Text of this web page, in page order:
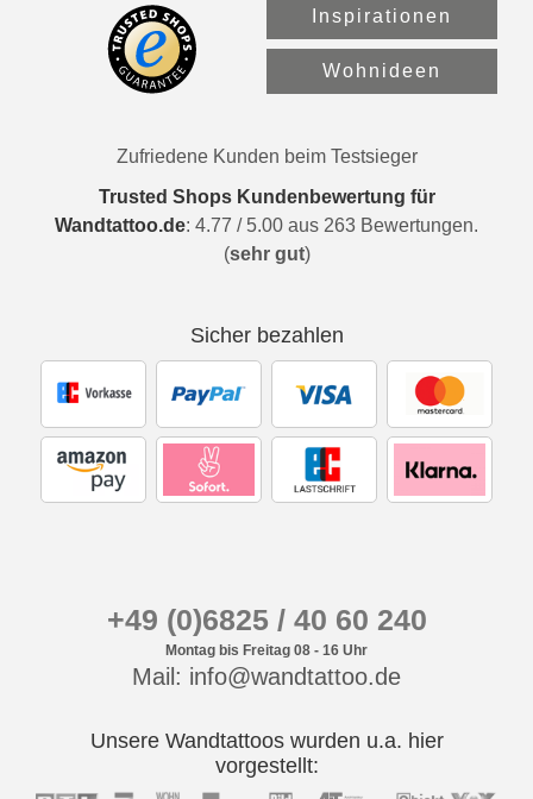
Inspirationen
Wohnideen
Zufriedene Kunden beim Testsieger
Trusted Shops Kundenbewertung für
Wandtattoo.de: 4.77 / 5.00 aus 263 Bewertungen.
(sehr gut)
Sicher bezahlen
+49 (0)6825 / 40 60 240
Montag bis Freitag 08 - 16 Uhr
Mail: info@wandtattoo.de
Unsere Wandtattoos wurden u.a. hier
vorgestellt: